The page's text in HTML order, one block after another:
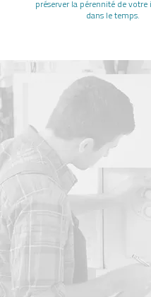
préserver la pérennité de votre
dans le temps.